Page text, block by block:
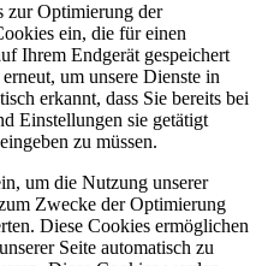
zur Optimierung der
ein, die für einen
Ihrem Endgerät gespeichert
um unsere Dienste in
erkannt, dass Sie bereits bei
Einstellungen sie getätigt
zu müssen.
um die Nutzung unserer
Zwecke der Optimierung
Diese Cookies ermöglichen
Seite automatisch zu